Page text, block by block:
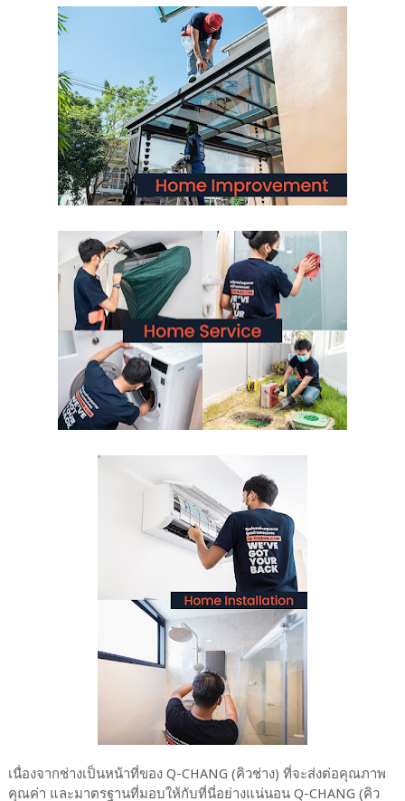
เนื่องจากช่างเป็นหน้าที่ของ Q-CHANG (คิวช่าง) ที่จะส่งต่อคุณภาพ
คุณค่า และมาตรฐานที่มอบให้กับที่นี่อย่างแน่นอน Q-CHANG (คิว